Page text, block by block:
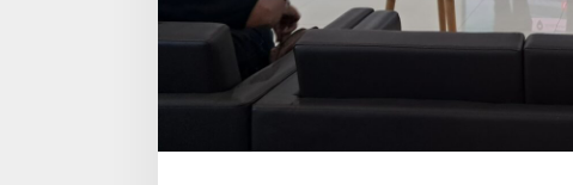
i
n
d